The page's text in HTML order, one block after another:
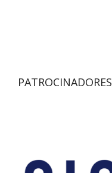
PATROCINADORES